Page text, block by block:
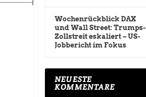
Wochenrückblick DAX
und Wall Street: Trumps-
Zollstreit eskaliert – US-
Jobbericht im Fokus
NEUESTE
KOMMENTARE